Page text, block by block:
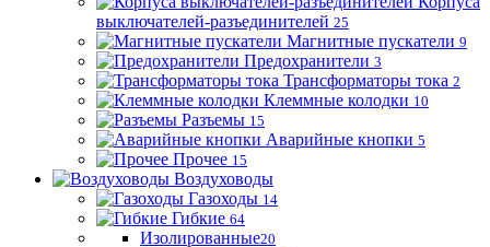
выключателей-разъединителей 25
Магнитные пускатели 9
Предохранители 3
Трансформаторы тока 2
Клеммные колодки 10
Разъемы 15
Аварийные кнопки 5
Прочее 15
Воздуховоды
Газоходы 14
Гибкие 64
Изолированные20